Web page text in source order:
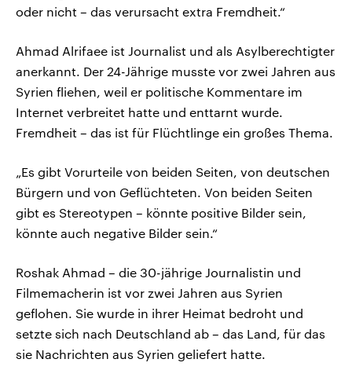
oder nicht – das verursacht extra Fremdheit.“
Ahmad Alrifaee ist Journalist und als Asylberechtigter
anerkannt. Der 24-Jährige musste vor zwei Jahren aus
Syrien fliehen, weil er politische Kommentare im
Internet verbreitet hatte und enttarnt wurde.
Fremdheit – das ist für Flüchtlinge ein großes Thema.
„Es gibt Vorurteile von beiden Seiten, von deutschen
Bürgern und von Geflüchteten. Von beiden Seiten
gibt es Stereotypen – könnte positive Bilder sein,
könnte auch negative Bilder sein.“
Roshak Ahmad – die 30-jährige Journalistin und
Filmemacherin ist vor zwei Jahren aus Syrien
geflohen. Sie wurde in ihrer Heimat bedroht und
setzte sich nach Deutschland ab – das Land, für das
sie Nachrichten aus Syrien geliefert hatte.